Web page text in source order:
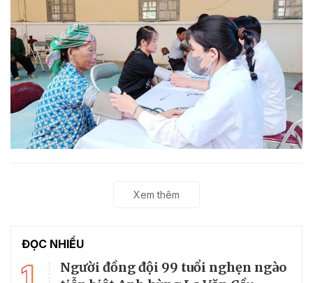
Xem thêm
ĐỌC NHIỀU
1
Người đồng đội 99 tuổi nghẹn ngào